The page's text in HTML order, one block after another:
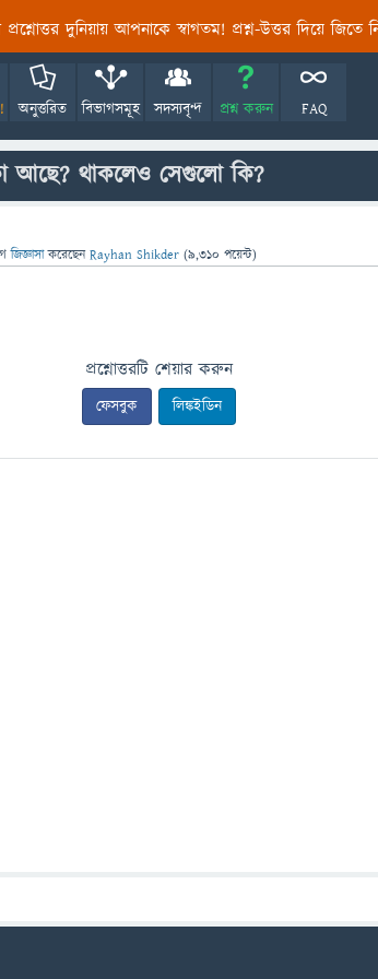
প্রশ্নোত্তর দুনিয়ায় আপনাকে স্বাগতম! প্রশ্ন-উত্তর দিয়ে জিতে
অনুত্তরিত বিভাগসমূহ সদস্যবৃন্দ প্রশ্ন করুন FAQ
আছে? থাকলেও সেগুলো কি?
জিজ্ঞাসাকরেছেনRayhan Shikder (9,310 পয়েন্ট)
প্রশ্নোত্তরটি শেয়ার করুন
ফেসবুক লিঙ্কইডিন